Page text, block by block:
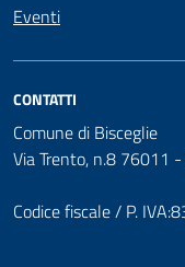
Eventi
CONTATTI
Comune di Bisceglie
Via Trento, n.8 76011 -
Codice fiscale / P.